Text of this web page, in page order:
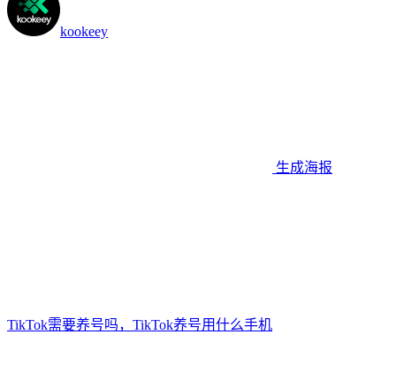
kookeey
生成海报
TikTok需要养号吗，TikTok养号用什么手机